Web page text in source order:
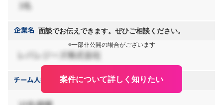
面談でお伝えできます。ぜひご相談ください。
※一部非公開の場合がございます
案件について詳しく知りたい